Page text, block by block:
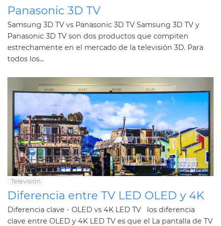
Panasonic 3D TV
Samsung 3D TV vs Panasonic 3D TV Samsung 3D TV y
Panasonic 3D TV son dos productos que compiten
estrechamente en el mercado de la televisión 3D. Para
todos los...
Televisión
Diferencia entre TV LED OLED y 4K
Diferencia clave - OLED vs 4K LED TV los diferencia
clave entre OLED y 4K LED TV es que el La pantalla de TV